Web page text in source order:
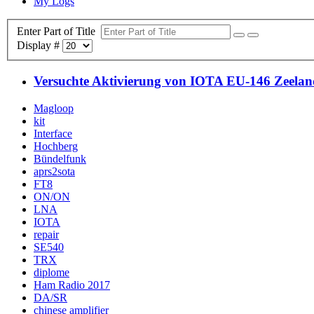
Enter Part of Title
Display #
Versuchte Aktivierung von IOTA EU-146
Magloop
kit
Interface
Hochberg
Bündelfunk
aprs2sota
FT8
ON/ON
LNA
IOTA
repair
SE540
TRX
diplome
Ham Radio 2017
DA/SR
chinese amplifier